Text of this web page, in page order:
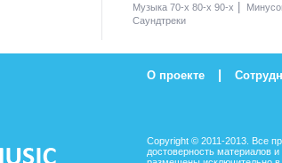
Музыка 70-х 80-х 90-х
Саундтреки
О проекте |
Copyright © 2011-2013. Все
достоверность материалов